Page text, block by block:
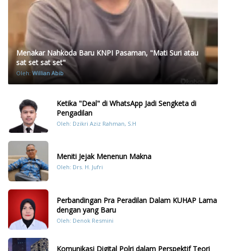
Menakar Nahkoda Baru KNPI Pasaman, "Mati Suri atau
sat set sat set"
Oleh:Willian Abib
Ketika "Deal" di WhatsApp Jadi Sengketa di
Pengadilan
Oleh: Dzikri Aziz Rahman, S.H
Meniti Jejak Menenun Makna
Oleh: Drs. H. Jufri
Perbandingan Pra Peradilan Dalam KUHAP Lama
dengan yang Baru
Oleh: Denok Resmini
Komunikasi Digital Polri dalam Perspektif Teori